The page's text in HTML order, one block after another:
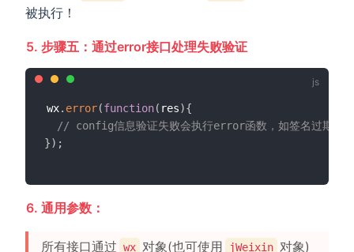
被执行！
5. 步骤五：通过error接口处理失败验证
wx. error(function( res){
// config信息验证失败会执行error函数，如签名过期导致
}) ;
6. 通用参数：
所有接口通过 wx 对象(也可使用 jWeixin 对象)